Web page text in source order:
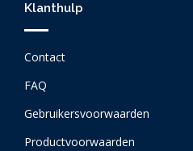
Klanthulp
Contact
FAQ
Gebruikersvoorwaarden
Productvoorwaarden